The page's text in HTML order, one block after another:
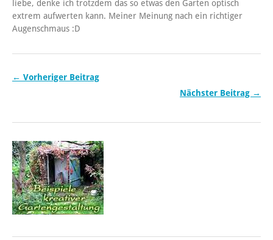
liebe, denke ich trotzdem das so etwas den Garten optisch
extrem aufwerten kann. Meiner Meinung nach ein richtiger
Augenschmaus :D
← Vorheriger Beitrag
Nächster Beitrag →